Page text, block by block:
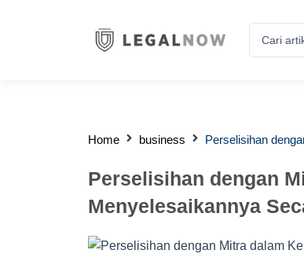
Home business Perselisihan
Perselisihan dengan
Menyelesaikannya